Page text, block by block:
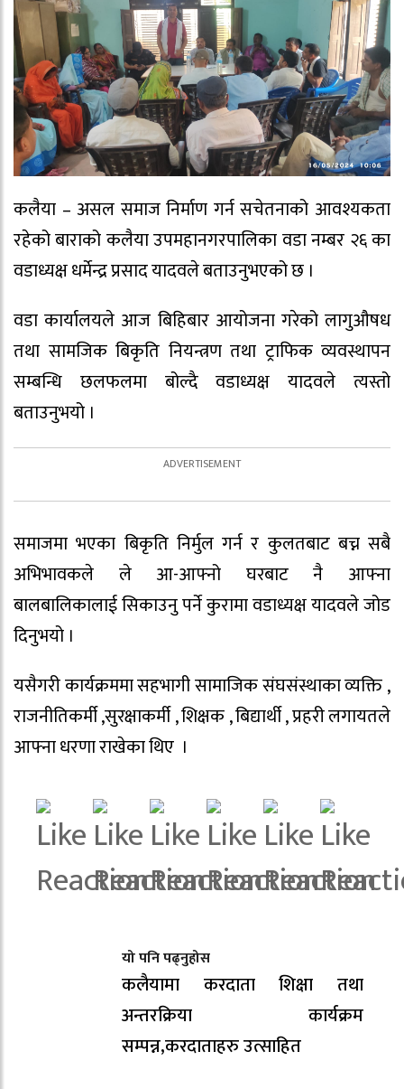
कलैया – असल समाज निर्माण गर्न सचेतनाको आवश्यकता
रहेको बाराको कलैया उपमहानगरपालिका वडा नम्बर २६ का
वडाध्यक्ष धर्मेन्द्र प्रसाद यादवले बताउनुभएको छ ।
वडा कार्यालयले आज बिहिबार आयोजना गरेको लागुऔषध
तथा सामजिक बिकृति नियन्त्रण तथा ट्राफिक व्यवस्थापन
सम्बन्धि छलफलमा बोल्दै वडाध्यक्ष यादवले त्यस्तो
बताउनुभयो ।
समाजमा भएका बिकृति निर्मुल गर्न र कुलतबाट बच्न सबै
अभिभावकले ले आ-आफ्नो घरबाट नै आफ्ना
बालबालिकालाई सिकाउनु पर्ने कुरामा वडाध्यक्ष यादवले जोड
दिनुभयो ।
यसैगरी कार्यक्रममा सहभागी सामाजिक संघसंस्थाका व्यक्ति ,
राजनीतिकर्मी ,सुरक्षाकर्मी , शिक्षक , बिद्यार्थी , प्रहरी लगायतले
आफ्ना धरणा राखेका थिए ।
यो पनि पढ्नुहोस
कलैयामा करदाता शिक्षा तथा
अन्तरक्रिया कार्यक्रम
सम्पन्न,करदाताहरु उत्साहित